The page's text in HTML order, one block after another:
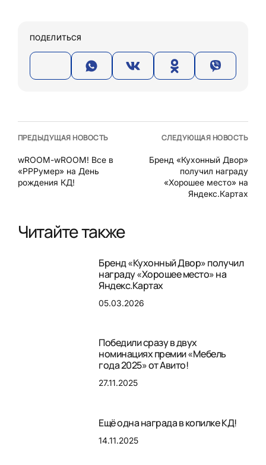
ПОДЕЛИТЬСЯ
ПРЕДЫДУЩАЯ НОВОСТЬ
wROOM-wROOM! Все в
«РРРумер» на День
рождения КД!
СЛЕДУЮЩАЯ НОВОСТЬ
Бренд «Кухонный Двор»
получил награду
«Хорошее место» на
Яндекс.Картах
Читайте также
Бренд «Кухонный Двор» получил
награду «Хорошее место» на
Яндекс.Картах
05.03.2026
Победили сразу в двух
номинациях премии «Мебель
года 2025» от Авито!
27.11.2025
Ещё одна награда в копилке КД!
14.11.2025